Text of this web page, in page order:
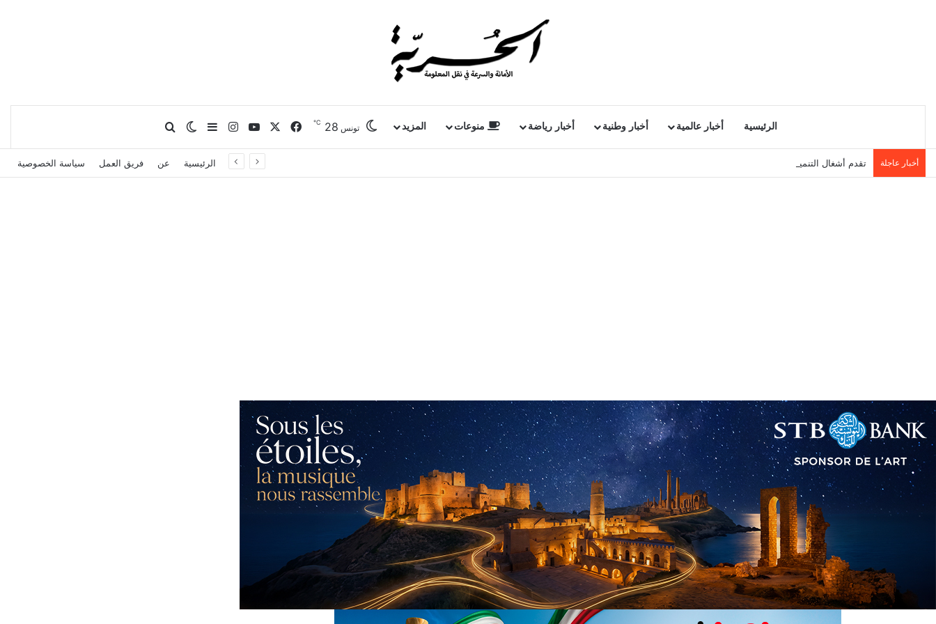
الرئيسية أخبار عالمية أخبار وطنية أخبار رياضة منوعات المزيد تونس 28
℃ فيسبوك يوتيوبانستقرامإضافة عمود جانبي
الوضع المظلم
بحث عن
أخبار عاجلة تقدم أشغال التنمية المحلية في سيدي حسين الرئيسية عن فريق العمل سياسة الخصوصية